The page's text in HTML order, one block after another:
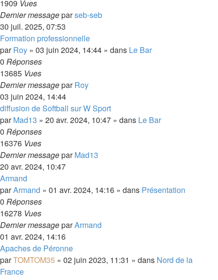
1909 Vues
Dernier messageparseb-seb
30 juil. 2025, 07:53
Formation professionnelle
parRoy » 03 juin 2024, 14:44 » dans Le Bar
0 Réponses
13685 Vues
Dernier messageparRoy
03 juin 2024, 14:44
diffusion de Softball sur W Sport
parMad13 » 20 avr. 2024, 10:47 » dans Le Bar
0 Réponses
16376 Vues
Dernier messageparMad13
20 avr. 2024, 10:47
Armand
parArmand » 01 avr. 2024, 14:16 » dans Présentation
0 Réponses
16278 Vues
Dernier messageparArmand
01 avr. 2024, 14:16
Apaches de Péronne
parTOMTOM35 » 02 juin 2023, 11:31 » dans Nord de la
France